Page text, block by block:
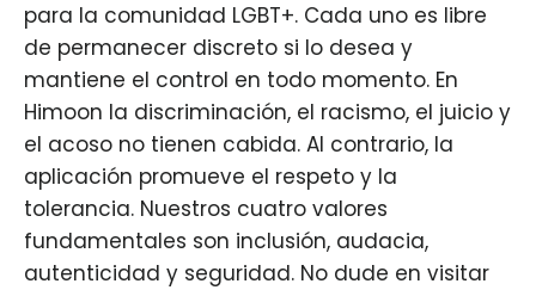
para la comunidad LGBT+. Cada uno es libre
de permanecer discreto si lo desea y
mantiene el control en todo momento. En
Himoon la discriminación, el racismo, el juicio y
el acoso no tienen cabida. Al contrario, la
aplicación promueve el respeto y la
tolerancia. Nuestros cuatro valores
fundamentales son inclusión, audacia,
autenticidad y seguridad. No dude en visitar